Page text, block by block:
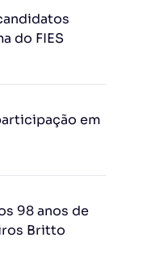
do FIES
em
98 anos de
Britto